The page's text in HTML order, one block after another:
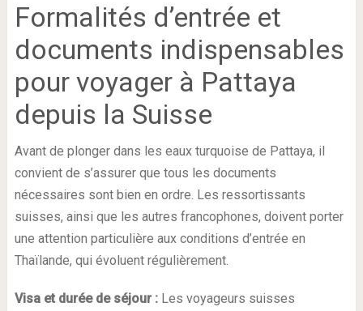
Formalités d’entrée et
documents indispensables
pour voyager à Pattaya
depuis la Suisse
Avant de plonger dans les eaux turquoise de Pattaya, il
convient de s’assurer que tous les documents
nécessaires sont bien en ordre. Les ressortissants
suisses, ainsi que les autres francophones, doivent porter
une attention particulière aux conditions d’entrée en
Thaïlande, qui évoluent régulièrement.
Visa et durée de séjour :Les voyageurs suisses